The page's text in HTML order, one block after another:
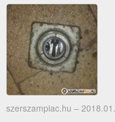
szerszampiac.hu –